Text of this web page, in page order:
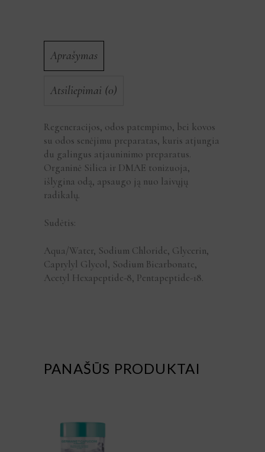
Aprašymas
Atsiliepimai (0)
Regeneracijos, odos patempimo, bei kovos
su odos senėjimu preparatas, kuris atjungia
du galingus atjauninimo preparatus.
Organinė Silica ir DMAE tonizuoja,
išlygina odą, apsaugo ją nuo laivųjų
radikalų.
Sudėtis:
Aqua/Water, Sodium Chloride, Glycerin,
Caprylyl Glycol, Sodium Bicarbonate,
Acetyl Hexapeptide-8, Pentapeptide-18.
PANAŠŪS PRODUKTAI